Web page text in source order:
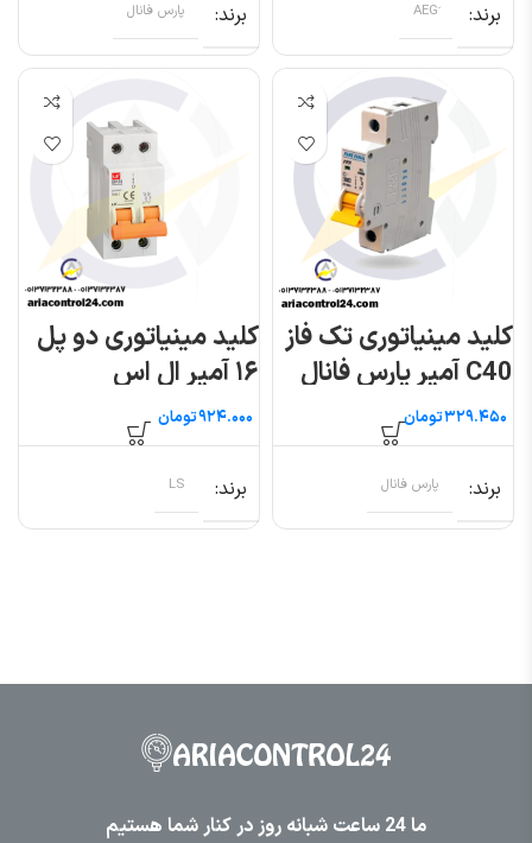
برند برند پارس فانال
کلید مینیاتوری تک فاز
C40 آمپر پارس فانال
مدل PFN
تومان
برند پارس فانال
کلید مینیاتوری دو پل
۱۶ آمپر ال اس
تومان
برند LS
ما 24 ساعت شبانه روز در کنار شما هستیم